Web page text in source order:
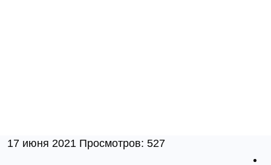
17 июня 2021 Просмотров: 527